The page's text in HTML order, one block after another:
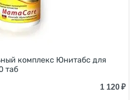
комплекс Юнитабс для
таб
1 120₽